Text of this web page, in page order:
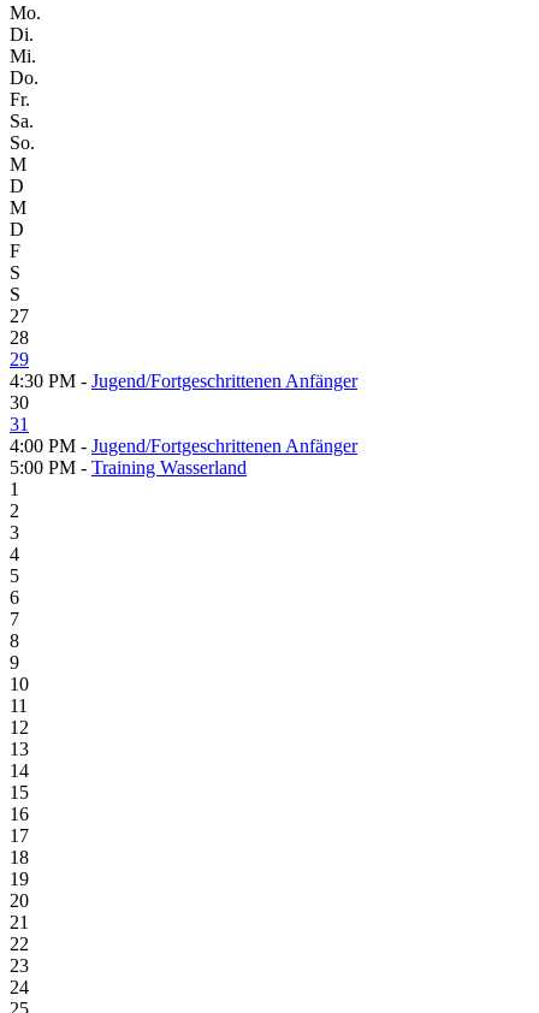
Mo.
Di.
Mi.
Do.
Fr.
Sa.
So.
M
D
M
D
F
S
S
27
28
29
4:30 PM - Jugend/Fortgeschrittenen Anfänger
30
31
4:00 PM - Jugend/Fortgeschrittenen Anfänger
5:00 PM - Training Wasserland
1
2
3
4
5
6
7
8
9
10
11
12
13
14
15
16
17
18
19
20
21
22
23
24
25